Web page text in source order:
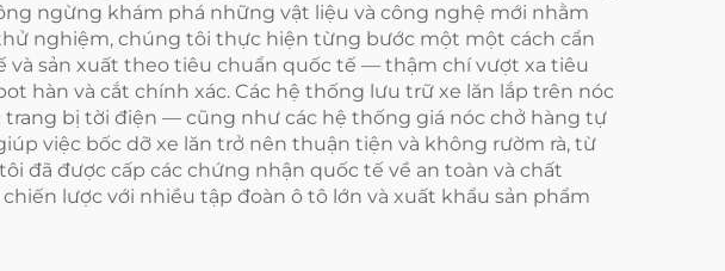
ngừng khám phá những vật liệu và công nghệ mới nhằm
nghiệm, chúng tôi thực hiện từng bước một một cách cẩn
sản xuất theo tiêu chuẩn quốc tế — thậm chí vượt xa tiêu
hàn và cắt chính xác. Các hệ thống lưu trữ xe lăn lắp trên nóc
bị tời điện — cũng như các hệ thống giá nóc chở hàng tự
việc bốc dỡ xe lăn trở nên thuận tiện và không rườm rà, từ
đã được cấp các chứng nhận quốc tế về an toàn và chất
lược với nhiều tập đoàn ô tô lớn và xuất khẩu sản phẩm